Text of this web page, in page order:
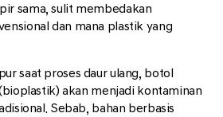
sama, sulit membedakan
dan mana plastik yang
saat proses daur ulang, botol
akan menjadi kontaminan
Sebab, bahan berbasis